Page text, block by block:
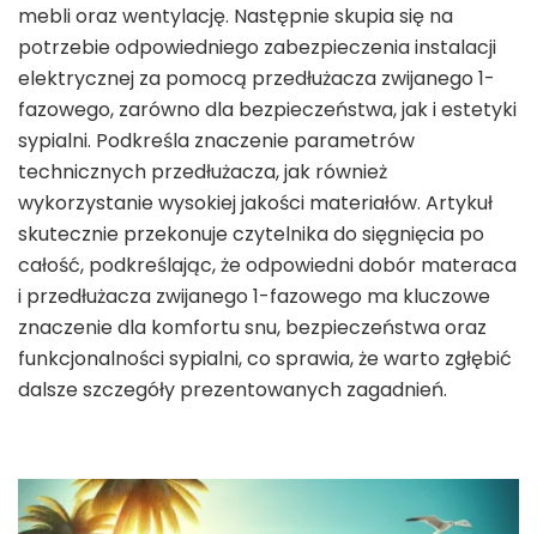
mebli oraz wentylację. Następnie skupia się na
potrzebie odpowiedniego zabezpieczenia instalacji
elektrycznej za pomocą przedłużacza zwijanego 1-
fazowego, zarówno dla bezpieczeństwa, jak i estetyki
sypialni. Podkreśla znaczenie parametrów
technicznych przedłużacza, jak również
wykorzystanie wysokiej jakości materiałów. Artykuł
skutecznie przekonuje czytelnika do sięgnięcia po
całość, podkreślając, że odpowiedni dobór materaca
i przedłużacza zwijanego 1-fazowego ma kluczowe
znaczenie dla komfortu snu, bezpieczeństwa oraz
funkcjonalności sypialni, co sprawia, że warto zgłębić
dalsze szczegóły prezentowanych zagadnień.